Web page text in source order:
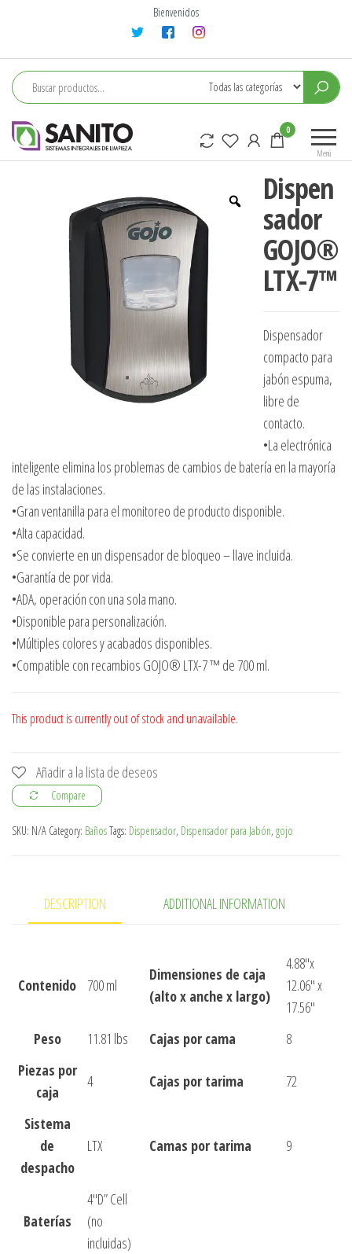
contenido
Bienvenidos
Menú
0
Dispen
sador
GOJO®
LTX-7™
Dispensador
compacto para
jabón espuma,
libre de
contacto.
•La electrónica
inteligente elimina los problemas de cambios de batería en la mayoría
de las instalaciones.
•Gran ventanilla para el monitoreo de producto disponible.
•Alta capacidad.
•Se convierte en un dispensador de bloqueo – llave incluida.
•Garantía de por vida.
•ADA, operación con una sola mano.
•Disponible para personalización.
•Múltiples colores y acabados disponibles.
•Compatible con recambios GOJO® LTX-7 ™ de 700 ml.
This product is currently out of stock and unavailable.
Añadir a la lista de deseos
Compare
SKU: N/A Category: BañosTags: Dispensador, Dispensador para Jabón, gojo
DESCRIPTION ADDITIONAL INFORMATION
Contenido 700 ml
Dimensiones de caja
(alto x anche x largo)
4.88″x
12.06″ x
17.56″
Peso
11.81 lbs Cajas por cama
8
Piezas por
caja
4 Cajas por tarima 72
Sistema
de
despacho
LTX Camas por tarima 9
Baterías
4″D” Cell
(no
incluidas)